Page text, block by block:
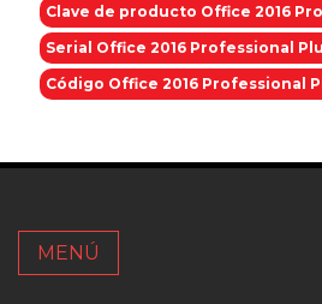
Clave de producto Office 2016
Serial Office 2016 Professional
Código Office 2016 Professional
MENÚ